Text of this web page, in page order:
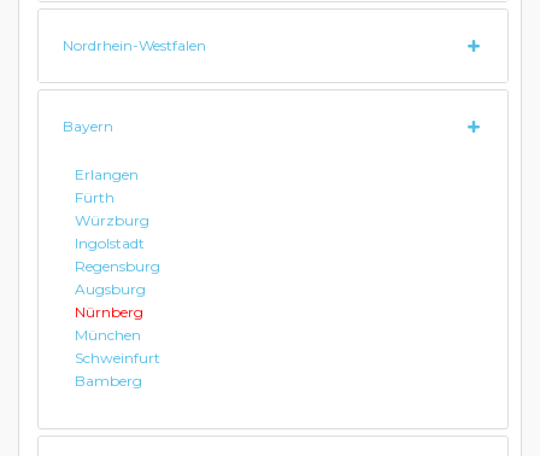
Nordrhein-Westfalen
Bayern
Erlangen
Fürth
Würzburg
Ingolstadt
Regensburg
Augsburg
Nürnberg
München
Schweinfurt
Bamberg